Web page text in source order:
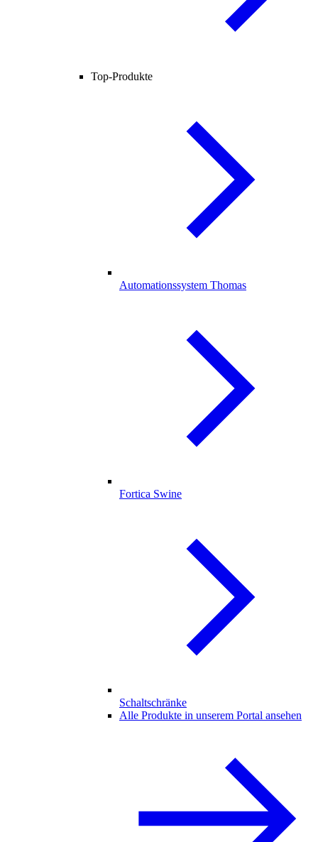
Top-Produkte
Automationssystem Thomas
Fortica Swine
Schaltschränke
Alle Produkte in unserem Portal ansehen